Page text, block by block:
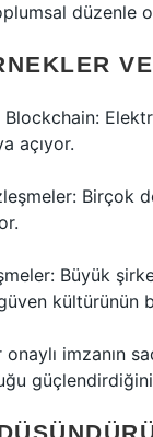
düzenle
açıyor.
Birçok
Büyük
kültürünün
onaylı imzanın